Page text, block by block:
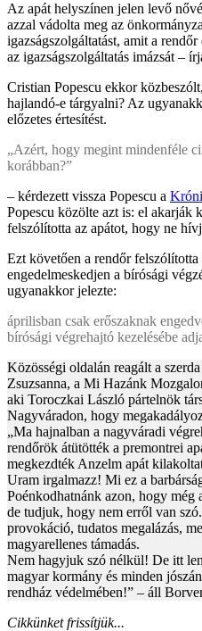
Az apát helyszínen jelen levő
azzal vádolta meg az
igazságszolgáltatást, amit a
az igazságszolgáltatás imázsát –
Cristian Popescu ekkor
hajlandó-e tárgyalni? Az
előzetes értesítést.
„Azért, hogy megint mindenféle
korábban?”
– kérdezett vissza Popescu a
Popescu közölte azt is: el akarják
felszólította az apátot, hogy ne
Ezt követően a rendőr felszólította
engedelmeskedjen a bírósági
ugyanakkor jelezte:
áprilisban csak erőszaknak
bírósági végrehajtó kezelésébe
Közösségi oldalán reagált a
Zsuzsanna, a Mi Hazánk
aki Toroczkai László pártelnök
Nagyváradon, hogy
„Ma hajnalban a nagyváradi
rendőrök átütötték a premontrei
megkezdték Anzelm apát
Uram irgalmazz! Mi ez a
Poénkodhatnánk azon, hogy még
de tudjuk, hogy nem erről van
provokáció, tudatos megalázás,
magyarellenes támadás.
Nem hagyjuk szó nélkül! De itt
magyar kormány és minden
rendház védelmében!” – áll
Cikkünket frissítjük...